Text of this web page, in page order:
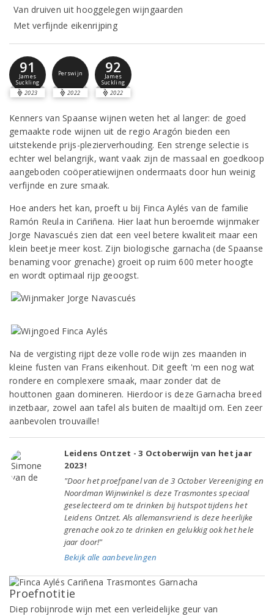
Van druiven uit hooggelegen wijngaarden
Met verfijnde eikenrijping
91
James
Suckling
2023
Perswijn
2022
92
James
Suckling
2022
Kenners van Spaanse wijnen weten het al langer: de goed
gemaakte rode wijnen uit de regio Aragón bieden een
uitstekende prijs-plezierverhouding. Een strenge selectie is
echter wel belangrijk, want vaak zijn de massaal en goedkoop
aangeboden coöperatiewijnen ondermaats door hun weinig
verfijnde en zure smaak.
Hoe anders het kan, proeft u bij Finca Aylés van de familie
Ramón Reula in Cariñena. Hier laat hun beroemde wijnmaker
Jorge Navascués zien dat een veel betere kwaliteit maar een
klein beetje meer kost. Zijn biologische garnacha (de Spaanse
benaming voor grenache) groeit op ruim 600 meter hoogte
en wordt optimaal rijp geoogst.
Na de vergisting rijpt deze volle rode wijn zes maanden in
kleine fusten van Frans eikenhout. Dit geeft 'm een nog wat
rondere en complexere smaak, maar zonder dat de
houttonen gaan domineren. Hierdoor is deze Garnacha breed
inzetbaar, zowel aan tafel als buiten de maaltijd om. Een zeer
aanbevolen trouvaille!
Leidens Ontzet - 3 Octoberwijn van het jaar
2023!
"Door het proefpanel van de 3 October Vereeniging en
Noordman Wijnwinkel is deze Trasmontes speciaal
geselecteerd om te drinken bij hutspot tijdens het
Leidens Ontzet. Als allemansvriend is deze heerlijke
grenache ook zo te drinken en gelukkig ook het hele
jaar door!"
Bekijk alle aanbevelingen
Proefnotitie
Diep robijnrode wijn met een verleidelijke geur van